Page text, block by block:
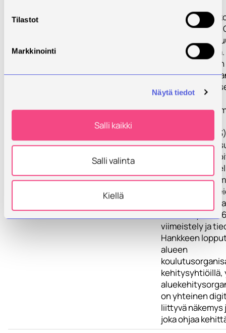
Tilastot
Markkinointi
Näytä tiedot
Salli kaikki
Salli valinta
Kiellä
Navitas Kehitys
Iisalmen
käyttää
ulkopuolisia
Hanke sisältää
vaiheet: 1)
selvittäminen, 3)
visioiden ja
määrittely
näkökulma
alustavien
määrittely sekä
viimeistely ja
Hankkeen
alueen
kehitysyhtiöillä,
on yhteinen
liittyvä
joka ohjaa